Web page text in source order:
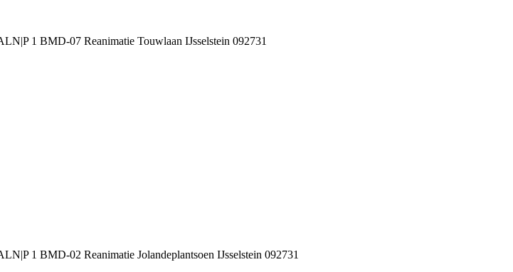
1 BMD-07 Reanimatie Touwlaan IJsselstein 092731
1 BMD-02 Reanimatie Jolandeplantsoen IJsselstein 092731